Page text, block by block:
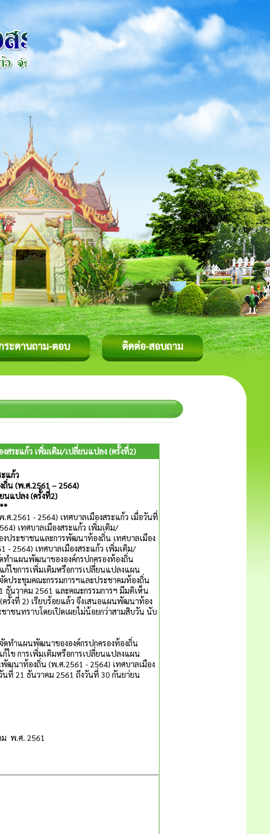
ระดานถาม-ตอบ ติดต่อ-สอบถาม
สระแก้ว เพิ่มเติม/เปลี่ยนแปลง (ครั้งที่2)
แก้ว
พ.ศ.2561 – 2564)
นแปลง (ครั้งที่2)
- 2564) เทศบาลเมืองสระแก้ว เมื่อวันที่
เทศบาลเมืองสระแก้ว เพิ่มเติม/
ประชาชนและการพัฒนาท้องถิ่น เทศบาลเมือง
2564) เทศบาลเมืองสระแก้ว เพิ่มเติม/
ทำแผนพัฒนาขององค์กรปกครองท้องถิ่น
ไขการเพิ่มเติมหรือการเปลี่ยนแปลงแผน
ประชุมคณะกรรมการฯและประชาคมท้องถิ่น
นวาคม 2561 และคณะกรรมการฯ มีมติเห็น
งที่ 2) เรียบร้อยแล้ว จึงเสนอแผนพัฒนาท้อง
าชนทราบโดยเปิดเผยไม่น้อยกว่าสามสิบวัน นับ
แผนพัฒนาขององค์กรปกครองท้องถิ่น
ไข การเพิ่มเติมหรือการเปลี่ยนแปลงแผน
ฒนาท้องถิ่น (พ.ศ.2561 - 2564) เทศบาลเมือง
ที่ 21 ธันวาคม 2561 ถึงวันที่ 30 กันยา่ยน
พ.ศ. 2561